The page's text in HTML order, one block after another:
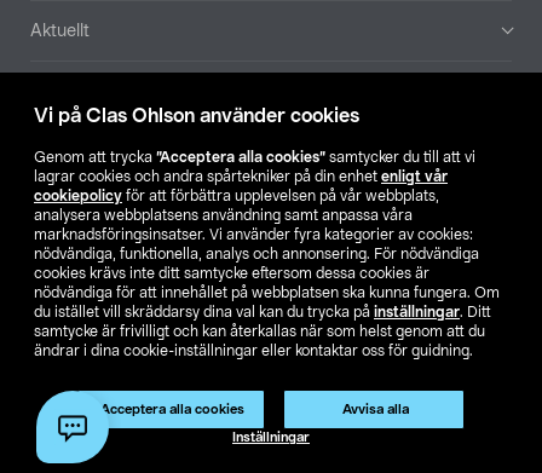
Vi på Clas Ohlson använder cookies
Genom att trycka ”Acceptera alla cookies” samtycker du till att vi
lagrar cookies och andra spårtekniker på din enhet enligt vår
cookiepolicy för att förbättra upplevelsen på vår webbplats,
analysera webbplatsens användning samt anpassa våra
marknadsföringsinsatser. Vi använder fyra kategorier av cookies:
nödvändiga, funktionella, analys och annonsering. För nödvändiga
cookies krävs inte ditt samtycke eftersom dessa cookies är
nödvändiga för att innehållet på webbplatsen ska kunna fungera. Om
du istället vill skräddarsy dina val kan du trycka på inställningar. Ditt
samtycke är frivilligt och kan återkallas när som helst genom att du
ändrar i dina cookie-inställningar eller kontaktar oss för guidning.
Acceptera alla cookies Avvisa alla
Inställningar
Aktuellt
Hitta butik
SE NO FI
Ändra till priser exklusive moms